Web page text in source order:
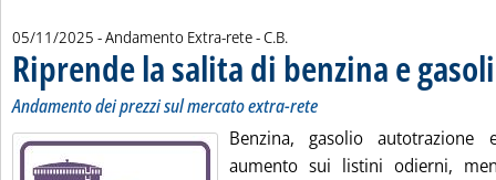
05/11/2025 - Andamento Extra-rete -di:
C.B.
Riprende la salita di benzina e gasoli
Andamento dei prezzi sul mercato extra-rete
Benzina, gasolio
aumento sui listini odierni,